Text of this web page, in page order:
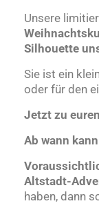
Unsere
Silhouette
Sie ist ein
oder für den
Jetzt zu
Ab wann
Altstadt-
haben, dann